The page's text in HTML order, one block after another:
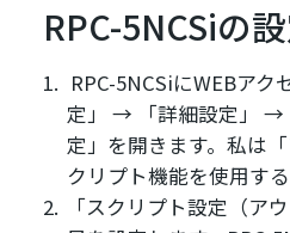
RPC-5NCSiの
RPC-5NCSiにWEBアク
定」 → 「詳細設定」 →
定」を開きます。私は
クリプト機能を使用す
「スクリプト設定（ア